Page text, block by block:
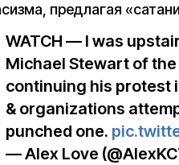
предлагая
WATCH — I was
Michael Stewart of
continuing his protest
& organizations
punched one.
— Alex Love